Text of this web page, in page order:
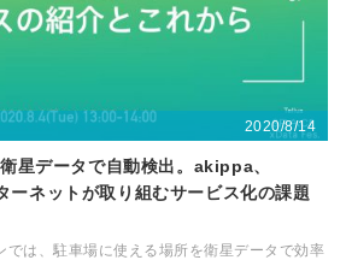
2020/8/14
星データで自動検出。akippa、
ネットが取り組むサービス化の課題
では、駐車場に使える場所を衛星データで効率